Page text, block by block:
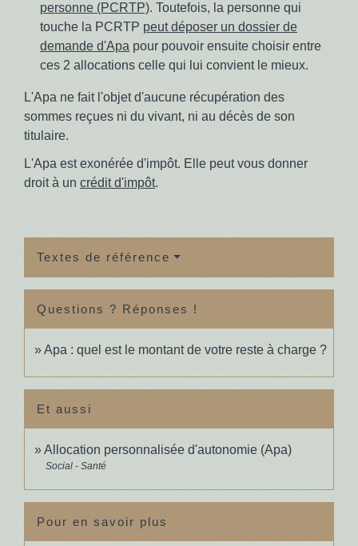
personne (PCRTP). Toutefois, la personne qui
touche la PCRTP peut déposer un dossier de
demande d'Apa pour pouvoir ensuite choisir entre
ces 2 allocations celle qui lui convient le mieux.
L'Apa ne fait l'objet d'aucune récupération des
sommes reçues ni du vivant, ni au décès de son
titulaire.
L'Apa est exonérée d'impôt. Elle peut vous donner
droit à un crédit d'impôt.
Textes de référence
Questions ? Réponses !
Apa : quel est le montant de votre reste à charge ?
Et aussi
Allocation personnalisée d'autonomie (Apa)
Social - Santé
Pour en savoir plus